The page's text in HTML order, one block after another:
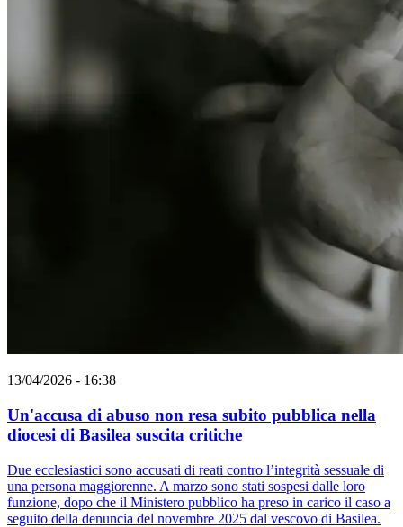
13/04/2026 - 16:38
Un'accusa di abuso non resa subito pubblica nella
diocesi di Basilea suscita critiche
Due ecclesiastici sono accusati di reati contro l’integrità sessuale di
una persona maggiorenne. A marzo sono stati sospesi dalle loro
funzione, dopo che il Ministero pubblico ha preso in carico il caso a
seguito della denuncia del novembre 2025 dal vescovo di Basilea.